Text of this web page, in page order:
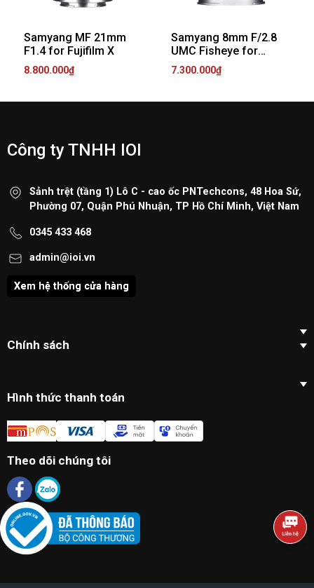
Samyang MF 21mm
F1.4 for Fujifilm X
8.800.000₫
Samyang 8mm F/2.8
UMC Fisheye for
Fujifim X
7.300.000₫
Công ty TNHH IOI
Sảnh trệt (tầng 1) Lô C - cao ốc PNTechcons, 48 Hoa Sứ,
Phường 07, Quận Phú Nhuận, TP Hồ Chí Minh, Việt Nam
0345 433 468
admin@ioi.vn
Xem hệ thống cửa hàng
Chính sách
Hình thức thanh toán
Theo dõi chúng tôi